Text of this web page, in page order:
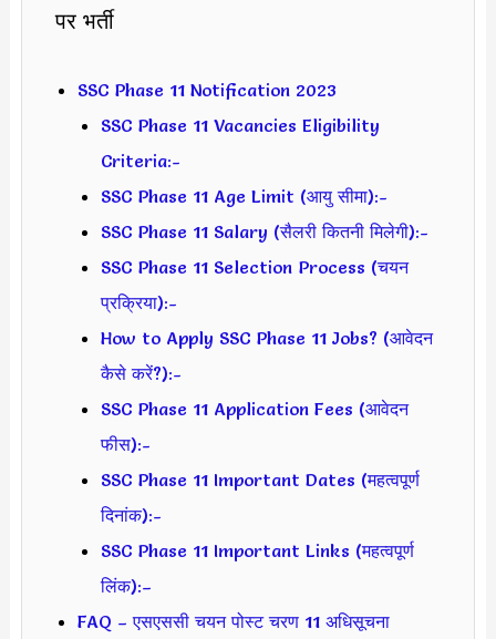
पर भर्ती
SSC Phase 11 Notification 2023
SSC Phase 11 Vacancies Eligibility
Criteria:-
SSC Phase 11 Age Limit (आयु सीमा):-
SSC Phase 11 Salary (सैलरी कितनी मिलेगी):-
SSC Phase 11 Selection Process (चयन
प्रक्रिया):-
How to Apply SSC Phase 11 Jobs? (आवेदन
कैसे करें?):-
SSC Phase 11 Application Fees (आवेदन
फीस):-
SSC Phase 11 Important Dates (महत्वपूर्ण
दिनांक):-
SSC Phase 11 Important Links (महत्वपूर्ण
लिंक):–
FAQ – एसएससी चयन पोस्ट चरण 11 अधिसूचना